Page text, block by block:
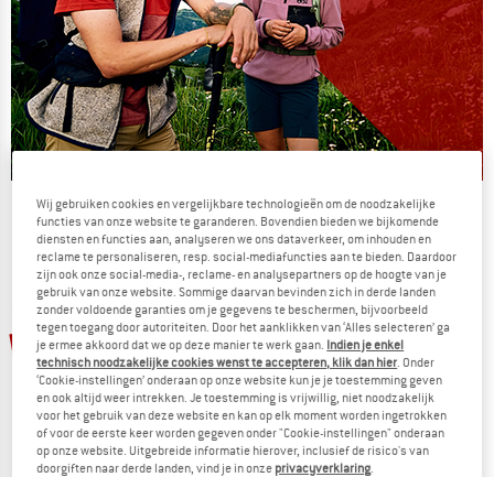
De zomersale gaat verder
NU TOT MAAR LIEFST -50%
NAAR DE SALE
-15% tot -20%
Wij gebruiken cookies en vergelijkbare technologieën om de noodzakelijke
functies van onze website te garanderen. Bovendien bieden we bijkomende
diensten en functies aan, analyseren we ons dataverkeer, om inhouden en
reclame te personaliseren, resp. social-mediafuncties aan te bieden. Daardoor
zijn ook onze social-media-, reclame- en analysepartners op de hoogte van je
gebruik van onze website. Sommige daarvan bevinden zich in derde landen
zonder voldoende garanties om je gegevens te beschermen, bijvoorbeeld
tegen toegang door autoriteiten. Door het aanklikken van ‘Alles selecteren’ ga
je ermee akkoord dat we op deze manier te werk gaan. Indien je enkel
technisch noodzakelijke cookies wenst te accepteren, klik dan hier . Onder
‘Cookie-instellingen’ onderaan op onze website kun je je toestemming geven
en ook altijd weer intrekken. Je toestemming is vrijwillig, niet noodzakelijk
voor het gebruik van deze website en kan op elk moment worden ingetrokken
of voor de eerste keer worden gegeven onder "Cookie-instellingen" onderaan
op onze website. Uitgebreide informatie hierover, inclusief de risico's van
doorgiften naar derde landen, vind je in onze privacyverklaring